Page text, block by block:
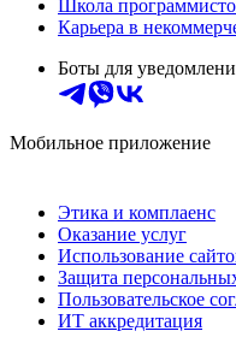
Школа
Карьера в
Боты для
Мобильное приложение
Этика и комплаенс
Оказание услуг
Использование
Защита
Пользовательское
ИТ аккредитация